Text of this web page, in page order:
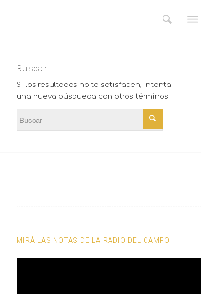
Buscar
Si los resultados no te satisfacen, intenta
una nueva búsqueda con otros términos.
MIRÁ LAS NOTAS DE LA RADIO DEL CAMPO